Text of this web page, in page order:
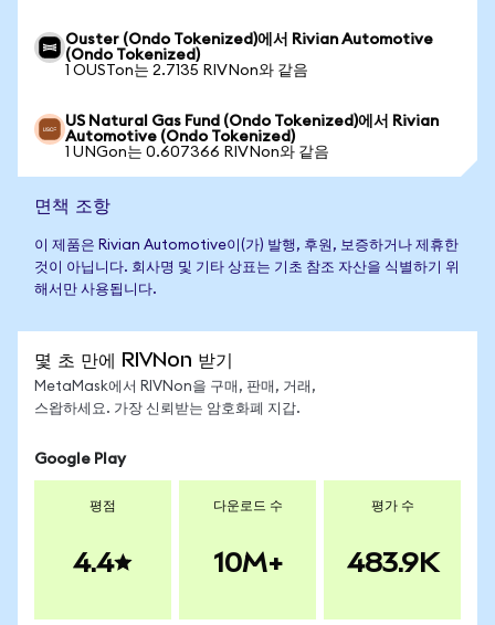
Ouster (Ondo Tokenized)에서 Rivian Automotive
(Ondo Tokenized)
1 OUSTon는 2.7135 RIVNon와 같음
US Natural Gas Fund (Ondo Tokenized)에서 Rivian
Automotive (Ondo Tokenized)
1 UNGon는 0.607366 RIVNon와 같음
면책 조항
이 제품은 Rivian Automotive이(가) 발행, 후원, 보증하거나 제휴한
것이 아닙니다. 회사명 및 기타 상표는 기초 참조 자산을 식별하기 위
해서만 사용됩니다.
몇 초 만에 RIVNon 받기
MetaMask에서 RIVNon을 구매, 판매, 거래,
스왑하세요. 가장 신뢰받는 암호화폐 지갑.
Google Play
평점
4.4
다운로드 수
10M+
평가 수
483.9K